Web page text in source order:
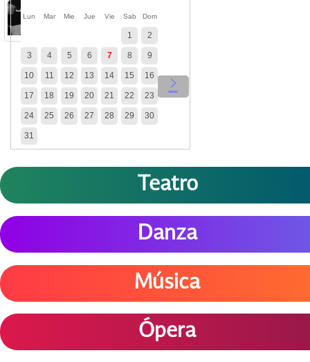
‹ ›
Lun Mar Mie Jue Vie Sab Dom
1 2
3 4 5 6 7 8 9
10 11 12 13 14 15 16
17 18 19 20 21 22 23
24 25 26 27 28 29 30
31
Teatro
Danza
Música
Ópera